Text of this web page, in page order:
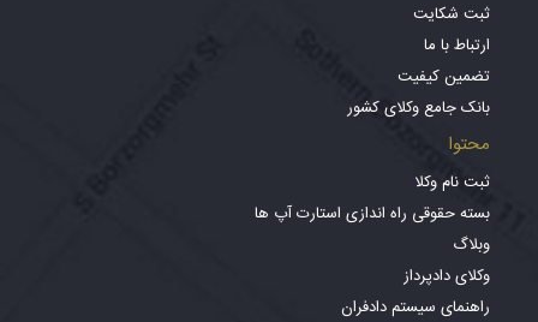
ثبت شکایت
ارتباط با ما
تضمین کیفیت
بانک جامع وکلای کشور
محتوا
ثبت نام وکلا
بسته حقوقی راه اندازی استارت آپ ها
وبلاگ
وکلای دادپرداز
راهنمای سیستم دادفران